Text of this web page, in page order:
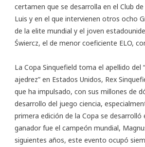
certamen que se desarrolla en el Club
Luis y en el que intervienen otros ocho
de la elite mundial y el joven
Świercz, el de menor coeficiente ELO,
La Copa Sinquefield toma el apellido del
ajedrez” en Estados Unidos, Rex
que ha impulsado, con sus millones de
desarrollo del juego ciencia,
primera edición de la Copa se desarrolló
ganador fue el campeón mundial,
siguientes años, este evento ocupó